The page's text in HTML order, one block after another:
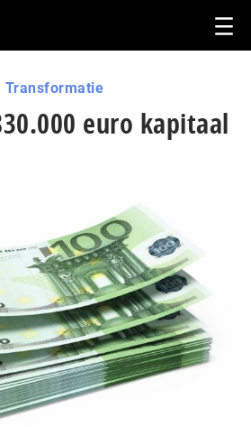
Transformatie
euro kapitaal